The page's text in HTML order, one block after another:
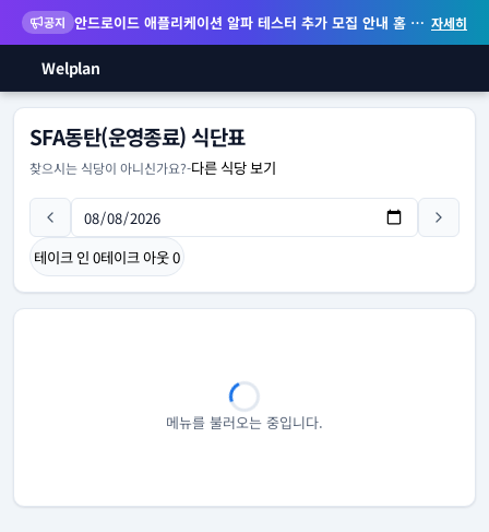
공지 안드로이드 애플리케이션 알파 테스터 추가 모집 안내 홈 화면 위젯 등 지원 자세히
Welplan
SFA동탄(운영종료) 식단표
찾으시는 식당이 아니신가요?-다른 식당 보기
테이크 인 0테이크 아웃0
메뉴를 불러오는 중입니다.